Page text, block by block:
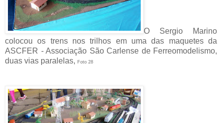
O Sergio Marino
colocou os trens nos trilhos em uma das maquetes da
ASCFER - Associação São Carlense de Ferreomodelismo,
duas vias paralelas, Foto 28